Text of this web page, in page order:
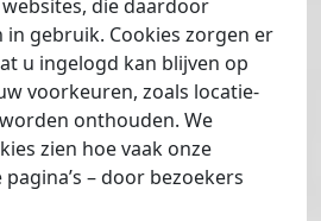
die daardoor
gebruik. Cookies zorgen er
u ingelogd kan blijven op
voorkeuren, zoals locatie-
onthouden. We
zien hoe vaak onze
– door bezoekers